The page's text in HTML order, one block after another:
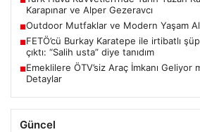
Karapınar ve Alper Gezeravcı
■Outdoor Mutfaklar ve Modern Yaşam
■FETÖ’cü Burkay Karatepe ile irtibatlı
çıktı: “Salih usta” diye tanıdım
■Emeklilere ÖTV’siz Araç İmkanı Geliyor
Detaylar
Güncel